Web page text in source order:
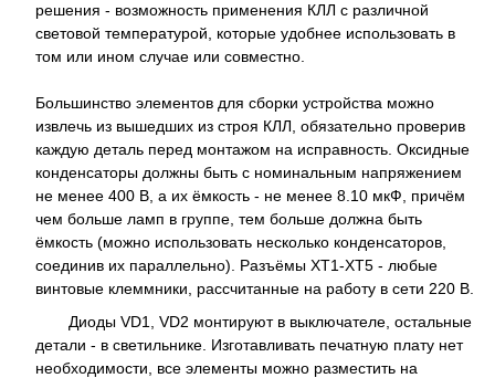
решения - возможность применения КЛЛ с различной
световой температурой, которые удобнее использовать в
том или ином случае или совместно.
Большинство элементов для сборки устройства можно
извлечь из вышедших из строя КЛЛ, обязательно проверив
каждую деталь перед монтажом на исправность. Оксидные
конденсаторы должны быть с номинальным напряжением
не менее 400 В, а их ёмкость - не менее 8.10 мкФ, причём
чем больше ламп в группе, тем больше должна быть
ёмкость (можно использовать несколько конденсаторов,
соединив их параллельно). Разъёмы XT1-XT5 - любые
винтовые клеммники, рассчитанные на работу в сети 220 В.
Диоды VD1, VD2 монтируют в выключателе, остальные
детали - в светильнике. Изготавливать печатную плату нет
необходимости, все элементы можно разместить на